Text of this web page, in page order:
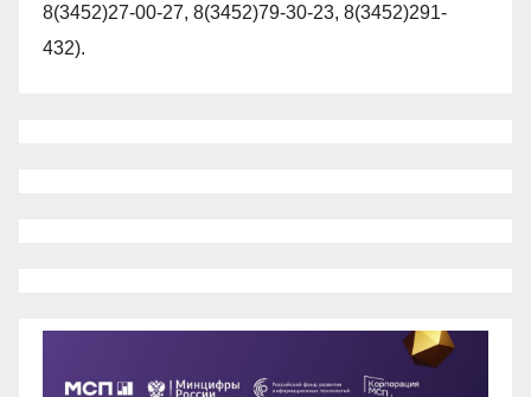
8(3452)27-00-27, 8(3452)79-30-23, 8(3452)291-
432).